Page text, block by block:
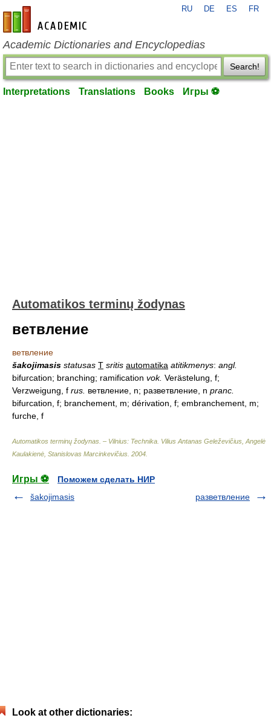
en-academic.com
RU DE ES FR
Academic Dictionaries and Encyclopedias
Search!
Interpretations Translations Books Игры ⚽
Automatikos terminų žodynas
ветвление
ветвление
šakojimasis statusas T sritis automatika atitikmenys: angl.
bifurcation; branching; ramification vok. Verästelung, f;
Verzweigung, f rus. ветвление, n; разветвление, n pranc.
bifurcation, f; branchement, m; dérivation, f; embranchement, m;
furche, f
Automatikos terminų žodynas. – Vilnius: Technika Vilius Antanas Geleževičius, Angelė
Kaulakienė, Stanislovas Marcinkevičius 2004
Игры ⚽
Поможем сделать НИР
šakojimasis
разветвление
Look at other dictionaries: